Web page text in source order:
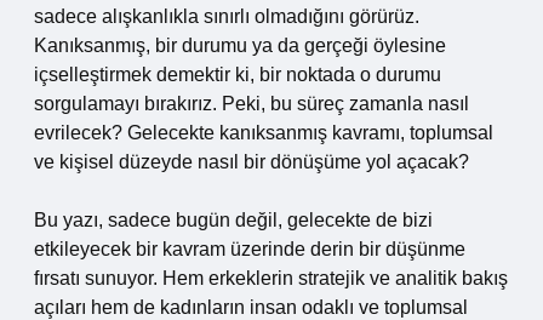
sadece alışkanlıkla sınırlı olmadığını görürüz.
Kanıksanmış, bir durumu ya da gerçeği öylesine
içselleştirmek demektir ki, bir noktada o durumu
sorgulamayı bırakırız. Peki, bu süreç zamanla nasıl
evrilecek? Gelecekte kanıksanmış kavramı, toplumsal
ve kişisel düzeyde nasıl bir dönüşüme yol açacak?
Bu yazı, sadece bugün değil, gelecekte de bizi
etkileyecek bir kavram üzerinde derin bir düşünme
fırsatı sunuyor. Hem erkeklerin stratejik ve analitik bakış
açıları hem de kadınların insan odaklı ve toplumsal